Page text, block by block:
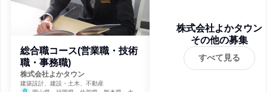
総合職コース(営業職・技術
職・事務職)
株式会社よかタウン
建築設計、建設・土木、不動産
株式会社よかタウン
その他の募集
すべて見る